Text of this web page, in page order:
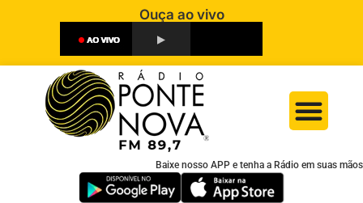
Ouça ao vivo
Baixe nosso APP e tenha a Rádio em suas mãos